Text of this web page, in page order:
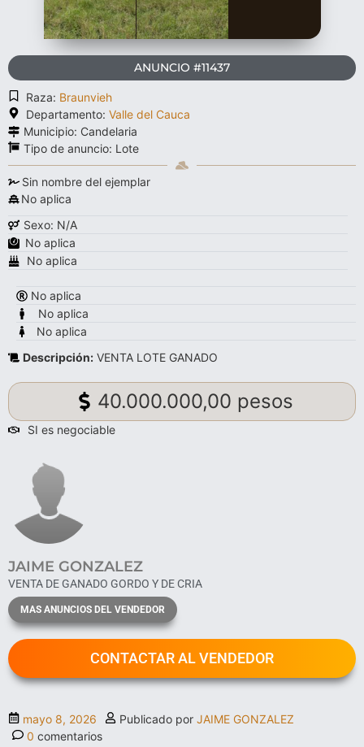
ANUNCIO #11437
Raza: Braunvieh
Departamento: Valle del Cauca
Municipio: Candelaria
Tipo de anuncio: Lote
Sin nombre del ejemplar
No aplica
Sexo: N/A
No aplica
No aplica
No aplica
No aplica
No aplica
Descripción: VENTA LOTE GANADO
40.000.000,00 pesos
SI es negociable
JAIME GONZALEZ
VENTA DE GANADO GORDO Y DE CRIA
MAS ANUNCIOS DEL VENDEDOR
CONTACTAR AL VENDEDOR
mayo 8, 2026 Publicado por JAIME GONZALEZ
0 comentarios